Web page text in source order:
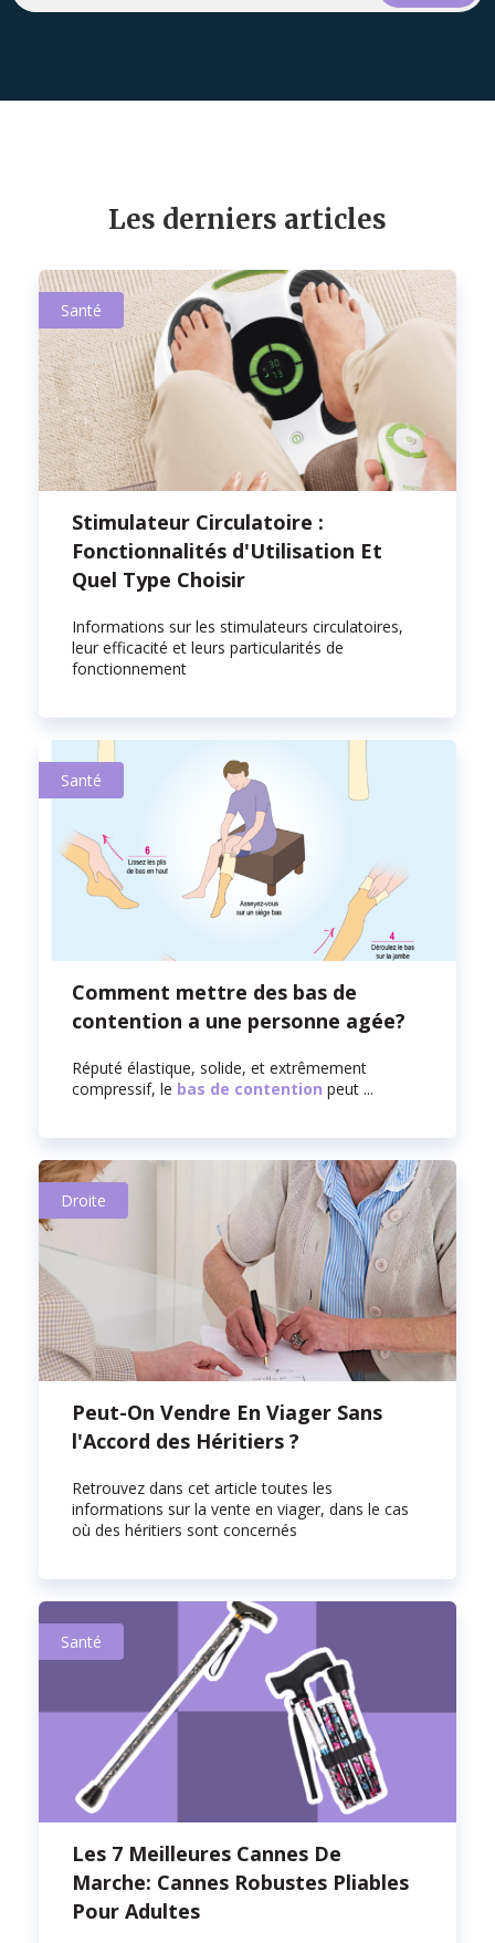
Les derniers articles
Santé
Stimulateur Circulatoire :
Fonctionnalités d'Utilisation Et
Quel Type Choisir
Informations sur les stimulateurs circulatoires,
leur efficacité et leurs particularités de
fonctionnement
Santé
Comment mettre des bas de
contention a une personne agée?
Réputé élastique, solide, et extrêmement
compressif, le bas de contention peut ...
Droite
Peut-On Vendre En Viager Sans
l'Accord des Héritiers ?
Retrouvez dans cet article toutes les
informations sur la vente en viager, dans le cas
où des héritiers sont concernés
Santé
Les 7 Meilleures Cannes De
Marche: Cannes Robustes Pliables
Pour Adultes